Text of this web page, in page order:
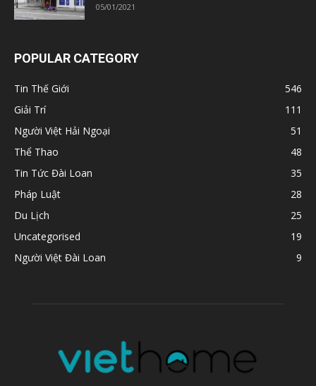
05/01/2021
POPULAR CATEGORY
Tin Thế Giới
546
Giải Trí
111
Người Việt Hải Ngoại
51
Thể Thao
48
Tin Tức Đài Loan
35
Pháp Luật
28
Du Lịch
25
Uncategorised
19
Người Việt Đài Loan
9